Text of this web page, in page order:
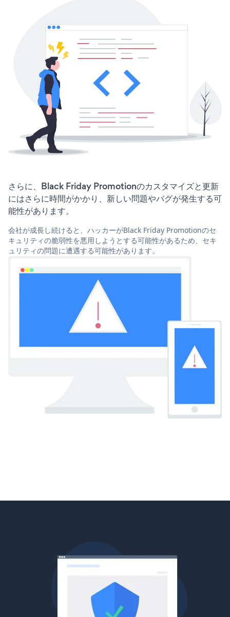
さらに、Black Friday Promotionのカスタマイズと更新
にはさらに時間がかかり、新しい問題やバグが発生する可
能性があります。
会社が成長し続けると、ハッカーがBlack Friday Promotionのセ
キュリティの脆弱性を悪用しようとする可能性があるため、セキ
ュリティの問題に遭遇する可能性があります。